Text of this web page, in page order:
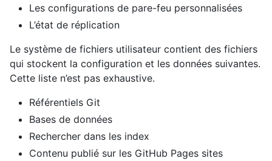
Les configurations de pare-feu personnalisées
L’état de réplication
Le système de fichiers utilisateur contient des fichiers
qui stockent la configuration et les données suivantes.
Cette liste n’est pas exhaustive.
Référentiels Git
Bases de données
Rechercher dans les index
Contenu publié sur les GitHub Pages sites